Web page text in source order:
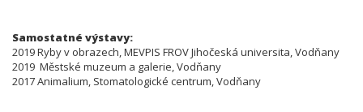
Samostatné výstavy:
2019 Ryby v obrazech, MEVPIS FROV Jihočeská universita, Vodňany
2019 Městské muzeum a galerie, Vodňany
2017 Animalium, Stomatologické centrum, Vodňany